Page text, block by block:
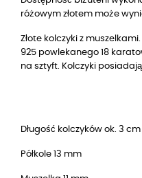
różowym złotem może
Złote kolczyki z muszelkami
925 powlekanego 18
na sztyft. Kolczyki
Długość kolczyków ok. 3 cm
Półkole 13 mm